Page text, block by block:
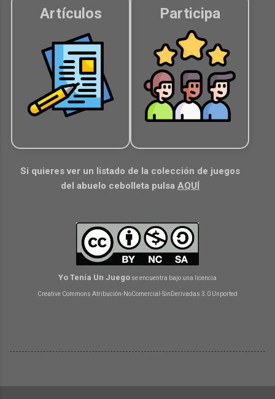
Artículos Participa
Si quieres ver un listado de la colección de juegos
del abuelo cebolleta pulsa AQUÍ
Yo Tenía Un Juego se encuentra bajo una licencia
Creative Commons Atribución-NoComercial-SinDerivadas 3.0 Unported